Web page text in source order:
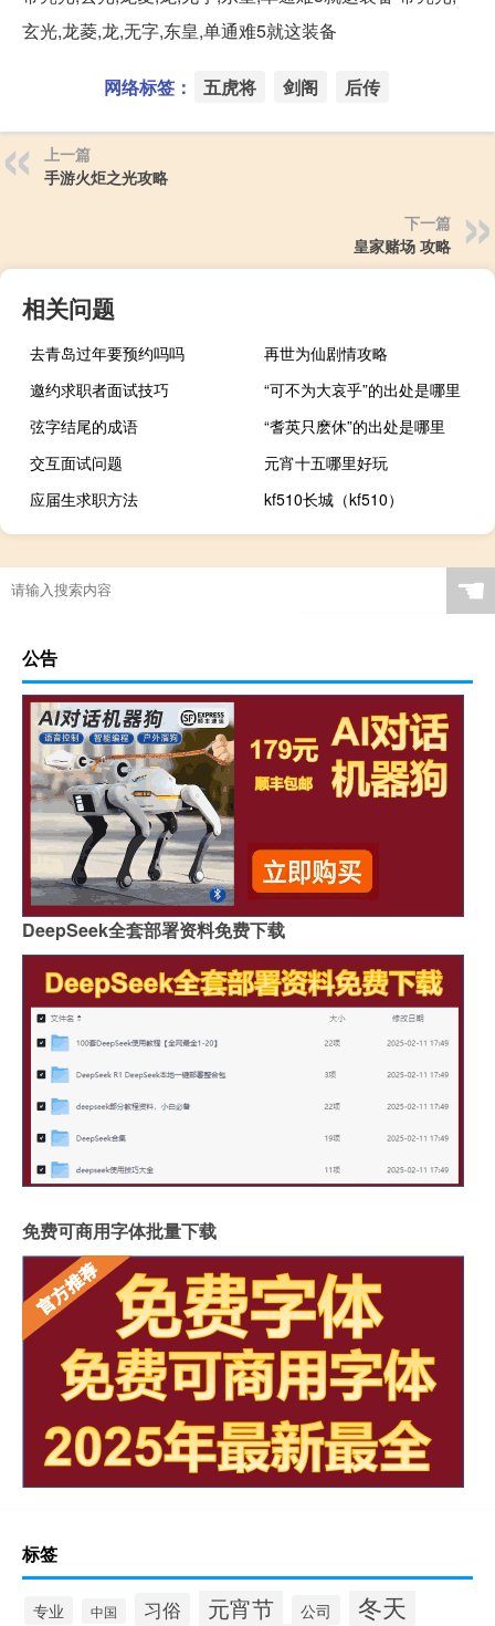
玄光,龙菱,龙,无字,东皇,单通难5就这装备
网络标签： 五虎将 剑阁 后传
上一篇
手游火炬之光攻略
下一篇
皇家赌场 攻略
相关问题
去青岛过年要预约吗吗
再世为仙剧情攻略
邀约求职者面试技巧
“可不为大哀乎”的出处是哪里
弦字结尾的成语
“耆英只麽休”的出处是哪里
交互面试问题
元宵十五哪里好玩
应届生求职方法
kf510长城（kf510）
☚
公告
DeepSeek全套部署资料免费下载
免费可商用字体批量下载
标签
专业 中国 习俗 元宵节 公司 冬天